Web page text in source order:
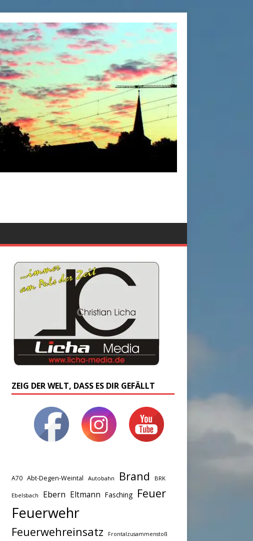
ZEIG DER WELT, DASS ES DIR GEFÄLLT
A70 Abt-Degen-Weintal Autobahn Brand BRK
Ebelsbach Ebern Eltmann Fasching Feuer
Feuerwehr
Feuerwehreinsatz Frontalzusammenstoß